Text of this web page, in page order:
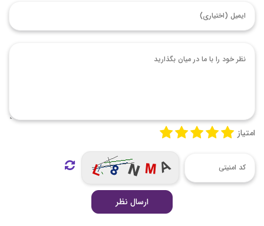
امتیاز
ارسال نظر